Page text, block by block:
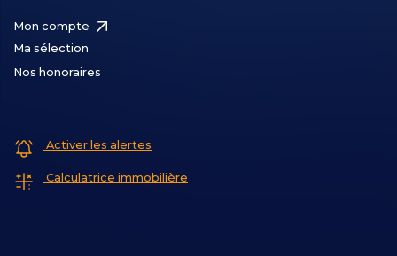
Mon compte
Ma sélection
Nos honoraires
Activer les alertes
Calculatrice immobilière